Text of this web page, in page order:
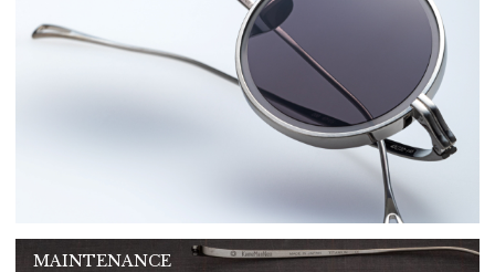
MAINTENANCE